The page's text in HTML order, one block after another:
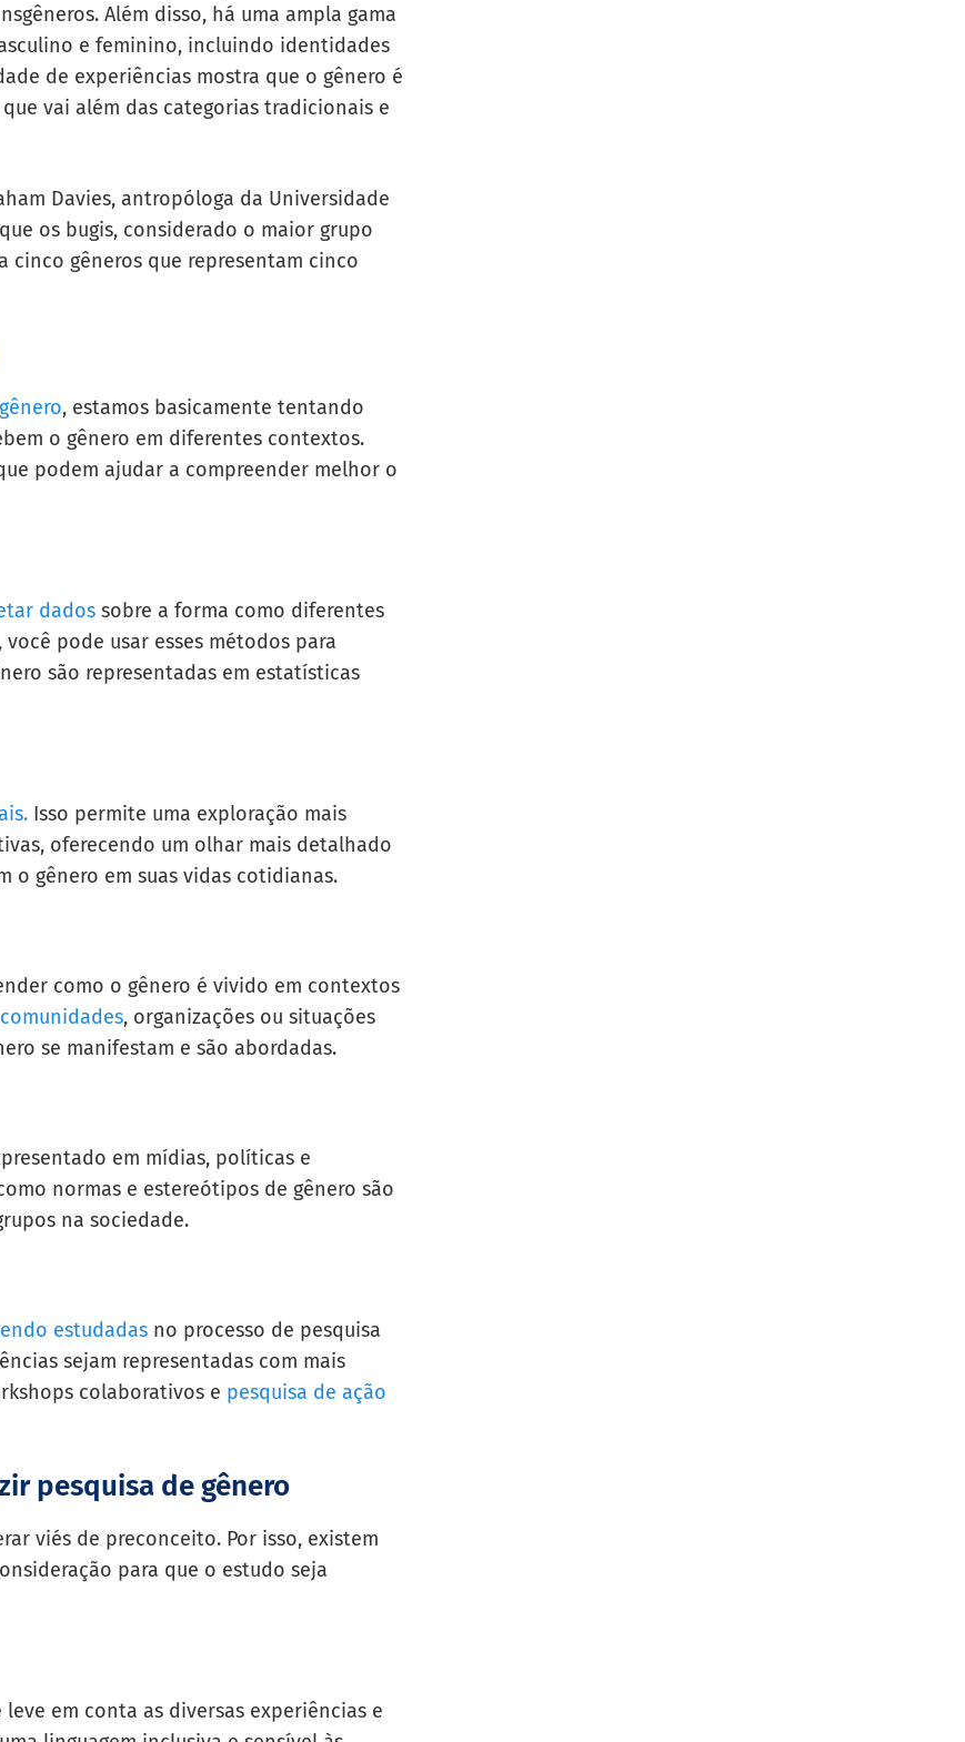
Além disso, há uma ampla gama
e feminino, incluindo identidades
de experiências mostra que o gênero é
vai além das categorias tradicionais e
Davies, antropóloga da Universidade
os bugis, considerado o maior grupo
cinco gêneros que representam cinco
, estamos basicamente tentando
o gênero em diferentes contextos.
podem ajudar a compreender melhor o
dados sobre a forma como diferentes
pode usar esses métodos para
são representadas em estatísticas
Isso permite uma exploração mais
oferecendo um olhar mais detalhado
o gênero em suas vidas cotidianas.
como o gênero é vivido em contextos
, organizações ou situações
se manifestam e são abordadas.
em mídias, políticas e
normas e estereótipos de gênero são
na sociedade.
estudadas no processo de pesquisa
sejam representadas com mais
colaborativos e pesquisa de ação
pesquisa de gênero
viés de preconceito. Por isso, existem
para que o estudo seja
em conta as diversas experiências e